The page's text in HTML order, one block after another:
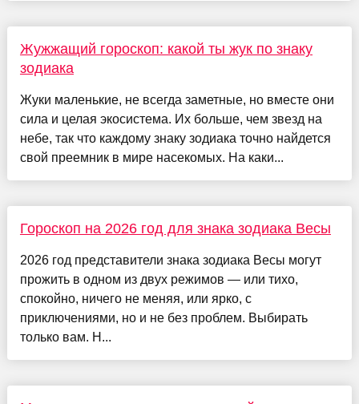
Жужжащий гороскоп: какой ты жук по знаку
зодиака
Жуки маленькие, не всегда заметные, но вместе они
сила и целая экосистема. Их больше, чем звезд на
небе, так что каждому знаку зодиака точно найдется
свой преемник в мире насекомых. На каки...
Гороскоп на 2026 год для знака зодиака Весы
2026 год представители знака зодиака Весы могут
прожить в одном из двух режимов — или тихо,
спокойно, ничего не меняя, или ярко, с
приключениями, но и не без проблем. Выбирать
только вам. Н...